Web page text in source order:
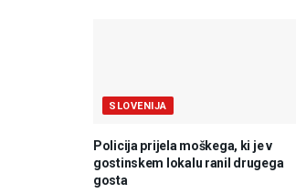
SLOVENIJA
Policija prijela moškega, ki je v
gostinskem lokalu ranil drugega
gosta